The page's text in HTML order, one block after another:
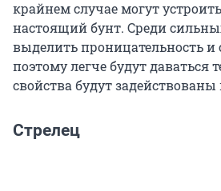
крайнем случае могут
настоящий бунт. Среди
выделить проницательность
поэтому легче будут даваться
свойства будут
Стрелец